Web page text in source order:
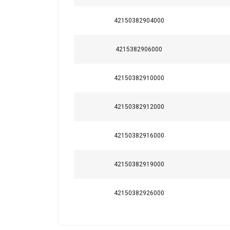
42150382904000
4215382906000
42150382910000
42150382912000
42150382916000
42150382919000
42150382926000
Šajā
kopīgojam
jūsu
RĀDĪT